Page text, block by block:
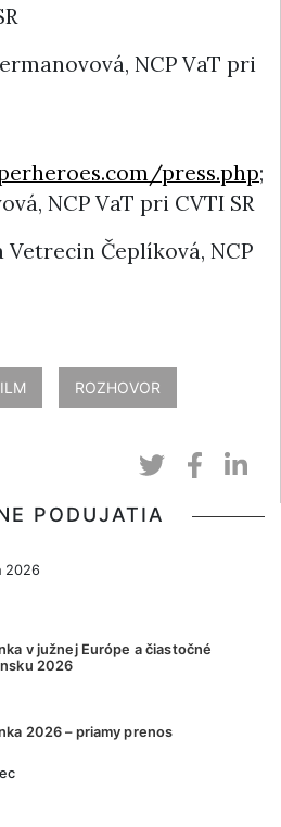
NCP VaT pri
press.php;
NCP VaT pri CVTI SR
Vetrecin Čeplíková, NCP
ROZHOVOR
PODUJATIA
2026
v južnej Európe a čiastočné
2026
2026 – priamy prenos